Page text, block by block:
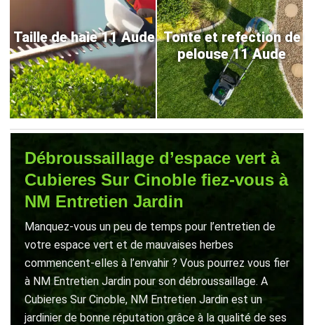
Taille de haie 11 Aude Tonte et refection de
pelouse 11 Aude
Débroussaillage d’espace vert à
Cubieres Sur Cinoble fiez-vous à
NM Entretien Jardin
Manquez-vous un peu de temps pour l’entretien de
votre espace vert et de mauvaises herbes
commencent-elles à l’envahir ? Vous pourrez vous fier
à NM Entretien Jardin pour son débroussaillage. A
Cubieres Sur Cinoble, NM Entretien Jardin est un
jardinier de bonne réputation grâce à la qualité de ses